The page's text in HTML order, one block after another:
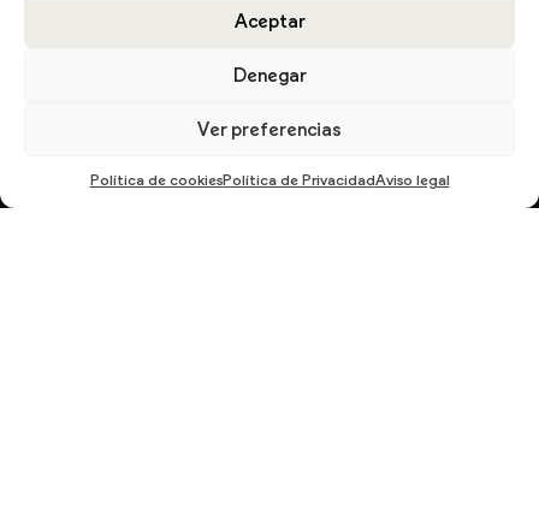
Aceptar
Denegar
Ver preferencias
Política de cookiesPolítica de PrivacidadAviso legal
DESCARGA EL CATÁLOGO